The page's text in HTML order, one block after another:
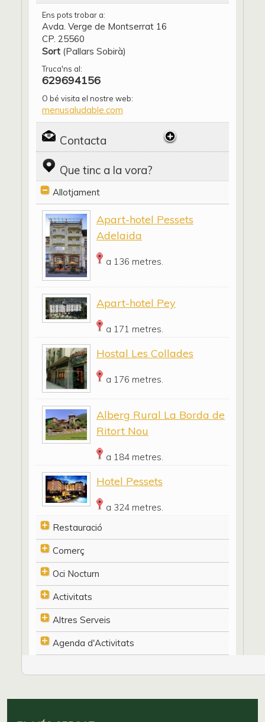
Ens pots trobar a:
Avda. Verge de Montserrat 16
CP. 25560
Sort (Pallars Sobirà)
Truca'ns al:
629694156
O bé visita el nostre web:
menusaludable.com
Contacta
Que tinc a la vora?
Allotjament
Apart-hotel Pessets
Adelaida
a 136 metres.
Apart-hotel Pey
a 171 metres.
Hostal Les Collades
a 176 metres.
Alberg Rural La Borda de
Ritort Nou
a 184 metres.
Hotel Pessets
a 324 metres.
Restauració
Comerç
Oci Nocturn
Activitats
Altres Serveis
Agenda d'Activitats